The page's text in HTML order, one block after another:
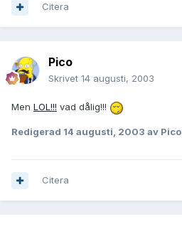
Citera
Pico
Skrivet 14 augusti, 2003
Men LOL!!! vad dålig!!!
Redigerad 14 augusti, 2003 av Pico
Citera